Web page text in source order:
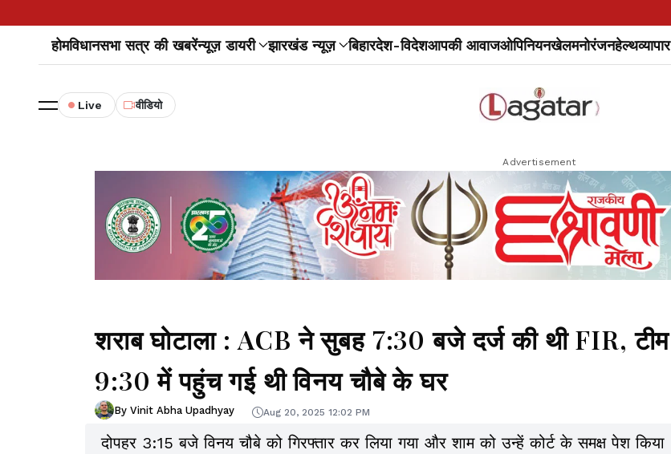
होमविधानसभा सत्र की खबरेंन्यूज़ डायरी झारखंड न्यूज़ बिहारदेश-विदेशआपकी आवाजओपिनियनखेलमनोरंजनहेल्थव्यापार
Live वीडियो
Advertisement
शराब घोटाला : ACB ने सुबह 7:30 बजे दर्ज की थी FIR, टीम
9:30 में पहुंच गई थी विनय चौबे के घर
By Vinit Abha Upadhyay Aug 20, 2025 12:02 PM
दोपहर 3:15 बजे विनय चौबे को गिरफ्तार कर लिया गया और शाम को उन्हें कोर्ट के समक्ष पेश किया